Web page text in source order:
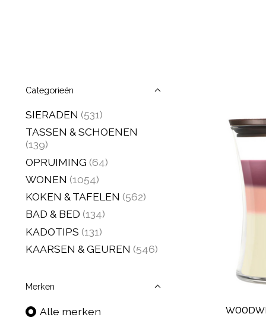
Categorieën
SIERADEN (531)
TASSEN & SCHOENEN
(139)
OPRUIMING (64)
WONEN (1054)
KOKEN & TAFELEN (562)
BAD & BED (134)
KADOTIPS (131)
KAARSEN & GEUREN (546)
Merken
Alle merken